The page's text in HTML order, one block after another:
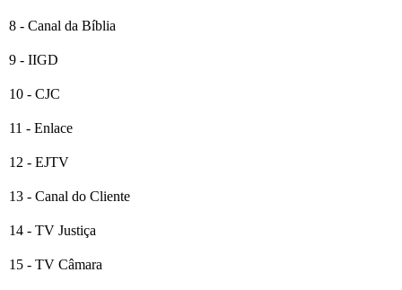
8 - Canal da Bíblia
9 - IIGD
10 - CJC
11 - Enlace
12 - EJTV
13 - Canal do Cliente
14 - TV Justiça
15 - TV Câmara